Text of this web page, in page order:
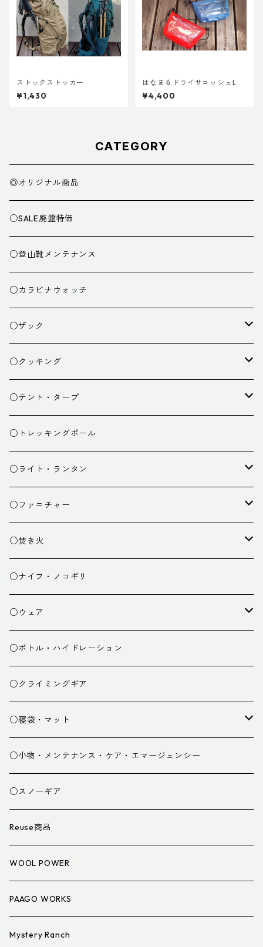
ストックストッカー
¥1,430
はなまるドライサコッシュL
¥4,400
CATEGORY
◎オリジナル商品
○SALE廃盤特価
○登山靴メンテナンス
○カラビナウォッチ
○ザック
ザック
スタッフバッグ
ザック小物
○クッキング
クッカー
バーナー
カトラリー
クッキング小物
○テント・タープ
テント
タープ
ペグ・ハンマー・小物
○トレッキングポール
○ライト・ランタン
ライト
ランタン
○ファニチャー
テーブル
チェア
○焚き火
焚き火台
焚き火小物
○ナイフ・ノコギリ
○ウェア
ミドルレイヤー
ベースレイヤー
パンツ
グローブ
スパッツ・ゲイター
衣類小物
アイウェア
○ボトル・ハイドレーション
○クライミングギア
○寝袋・マット
寝袋
マット
寝具小物
○小物・メンテナンス・ケア・エマージェンシー
○スノーギア
Reuse商品
WOOL POWER
PAAGO WORKS
Mystery Ranch